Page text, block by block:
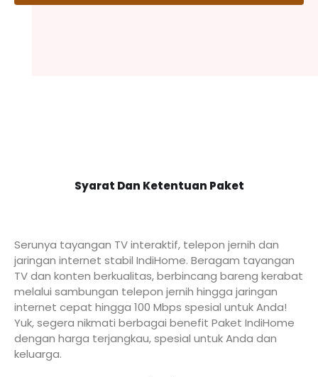
Syarat Dan Ketentuan Paket
Serunya tayangan TV interaktif, telepon jernih dan
jaringan internet stabil IndiHome. Beragam tayangan
TV dan konten berkualitas, berbincang bareng kerabat
melalui sambungan telepon jernih hingga jaringan
internet cepat hingga 100 Mbps spesial untuk Anda!
Yuk, segera nikmati berbagai benefit Paket IndiHome
dengan harga terjangkau, spesial untuk Anda dan
keluarga.